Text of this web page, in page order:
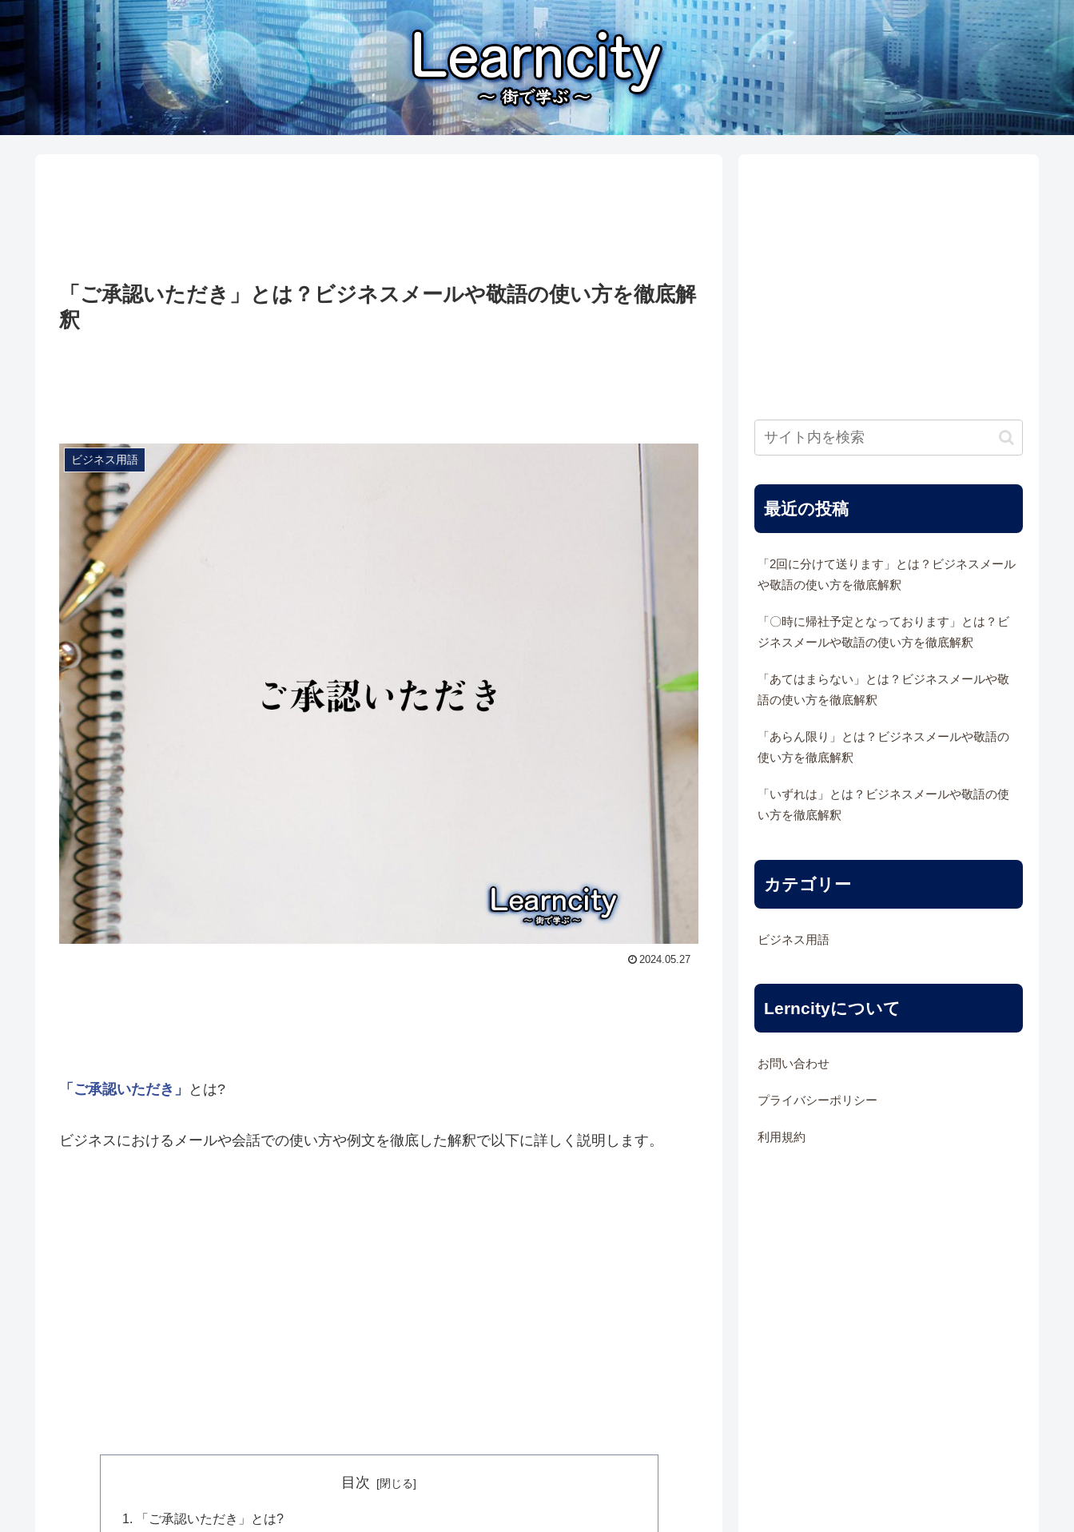
「ご承認いただき」とは？ビジネスメールや敬語の使い方を徹底解
釈
ビジネス用語
2024.05.27
「ご承認いただき」 とは?
ビジネスにおけるメールや会話での使い方や例文を徹底した解釈で以下に詳しく説明します。
目次
「ご承認いただき」とは?
最近の投稿
「2回に分けて送ります」とは？ビジネスメール
や敬語の使い方を徹底解釈
「〇時に帰社予定となっております」とは？ビ
ジネスメールや敬語の使い方を徹底解釈
「あてはまらない」とは？ビジネスメールや敬
語の使い方を徹底解釈
「あらん限り」とは？ビジネスメールや敬語の
使い方を徹底解釈
「いずれは」とは？ビジネスメールや敬語の使
い方を徹底解釈
カテゴリー
ビジネス用語
Lerncityについて
お問い合わせ
プライバシーポリシー
利用規約